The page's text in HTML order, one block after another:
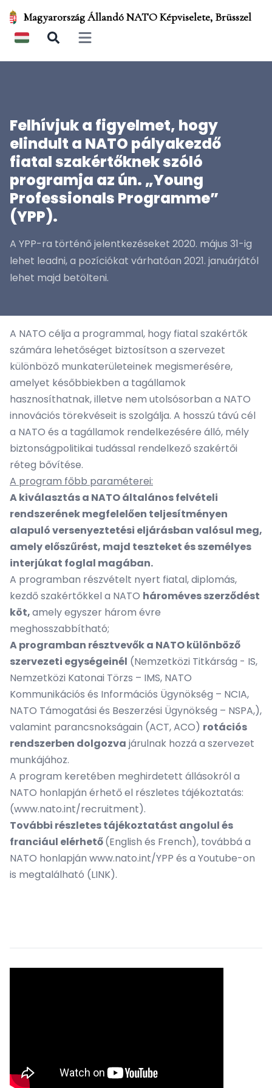
Magyarország Állandó NATO Képviselete, Brüsszel
Open main menu
Felhívjuk a figyelmet, hogy
elindult a NATO pályakezdő
fiatal szakértőknek szóló
programja az ún. „Young
Professionals Programme”
(YPP).
A YPP-ra történő jelentkezéseket 2020. május 31-ig
lehet leadni, a pozíciókat várhatóan 2021. januárjától
lehet majd betölteni.
A NATO célja a programmal, hogy fiatal szakértők
számára lehetőséget biztosítson a szervezet
különböző munkaterületeinek megismerésére,
amelyet későbbiekben a tagállamok
hasznosíthatnak, illetve nem utolsósorban a NATO
innovációs törekvéseit is szolgálja. A hosszú távú cél
a NATO és a tagállamok rendelkezésére álló, mély
biztonságpolitikai tudással rendelkező szakértői
réteg bővítése.
A program főbb paraméterei:
A kiválasztás a NATO általános felvételi
rendszerének megfelelően teljesítményen
alapuló versenyeztetési eljárásban valósul meg,
amely előszűrést, majd teszteket és személyes
interjúkat foglal magában.
A programban részvételt nyert fiatal, diplomás,
kezdő szakértőkkel a NATO hároméves szerződést
köt,amely egyszer három évre
meghosszabbítható;
A programban résztvevők a NATO különböző
szervezeti egységeinél (Nemzetközi Titkárság - IS,
Nemzetközi Katonai Törzs – IMS, NATO
Kommunikációs és Információs Ügynökség – NCIA,
NATO Támogatási és Beszerzési Ügynökség – NSPA,),
valamint parancsnokságain (ACT, ACO) rotációs
rendszerben dolgozva járulnak hozzá a szervezet
munkájához.
A program keretében meghirdetett állásokról a
NATO honlapján érhető el részletes tájékoztatás:
(www.nato.int/recruitment).
További részletes tájékoztatást angolul és
franciául elérhető(English és French), továbbá a
NATO honlapján www.nato.int/YPP és a Youtube-on
is megtalálható (LINK).